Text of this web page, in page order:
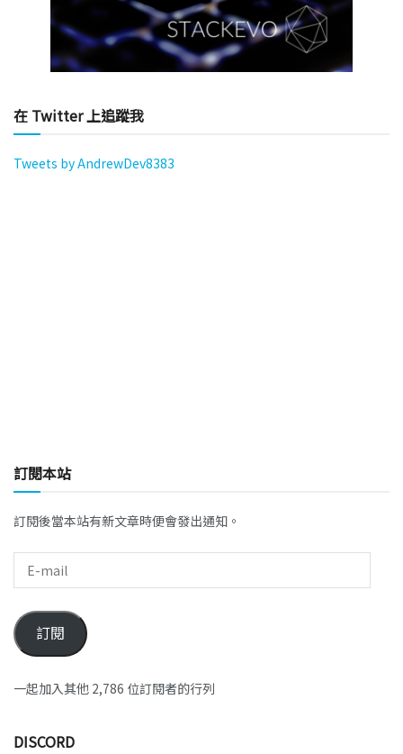
在 Twitter 上追蹤我
Tweets by AndrewDev8383
訂閱本站
訂閱後當本站有新文章時便會發出通知。
訂閱
一起加入其他 2,786 位訂閱者的行列
DISCORD